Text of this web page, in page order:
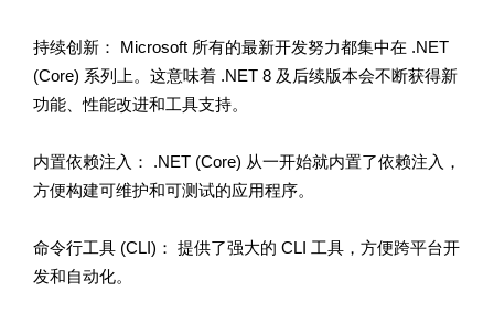
持续创新： Microsoft 所有的最新开发努力都集中在 .NET
(Core) 系列上。这意味着 .NET 8 及后续版本会不断获得新
功能、性能改进和工具支持。
内置依赖注入： .NET (Core) 从一开始就内置了依赖注入，
方便构建可维护和可测试的应用程序。
命令行工具 (CLI)： 提供了强大的 CLI 工具，方便跨平台开
发和自动化。